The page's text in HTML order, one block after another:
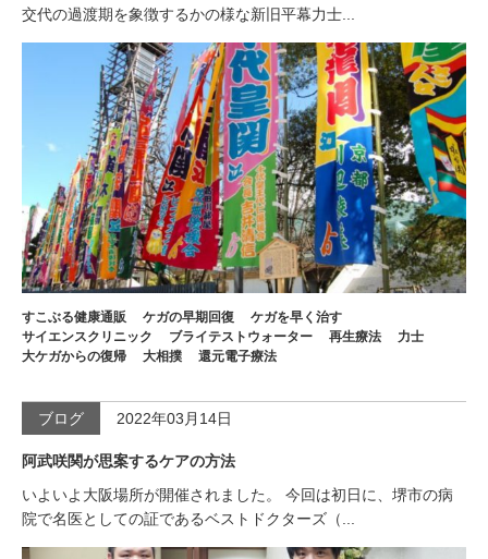
交代の過渡期を象徴するかの様な新旧平幕力士...
すこぶる健康通販 ケガの早期回復
ケガを早く治す
サイエンスクリニック
ブライテストウォーター 再生療法
力士
大ケガからの復帰
大相撲 還元電子療法
ブログ 2022年03月14日
阿武咲関が思案するケアの方法
いよいよ大阪場所が開催されました。 今回は初日に、堺市の病
院で名医としての証であるベストドクターズ（...